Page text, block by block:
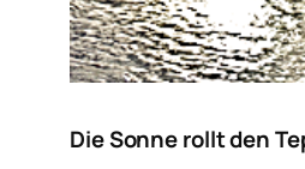
Die Sonne rollt den